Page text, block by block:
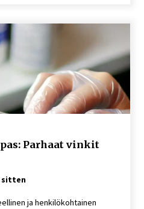
Parhaat vinkit
ja henkilökohtainen